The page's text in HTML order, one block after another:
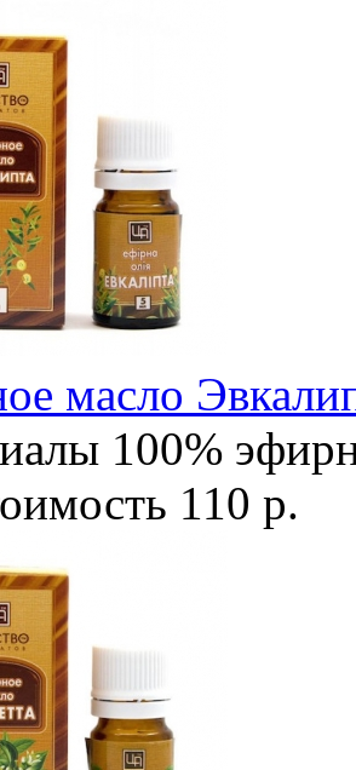
масло
100%
110 р.